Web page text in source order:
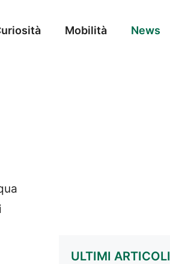
Mobilità News
ULTIMI ARTICOLI